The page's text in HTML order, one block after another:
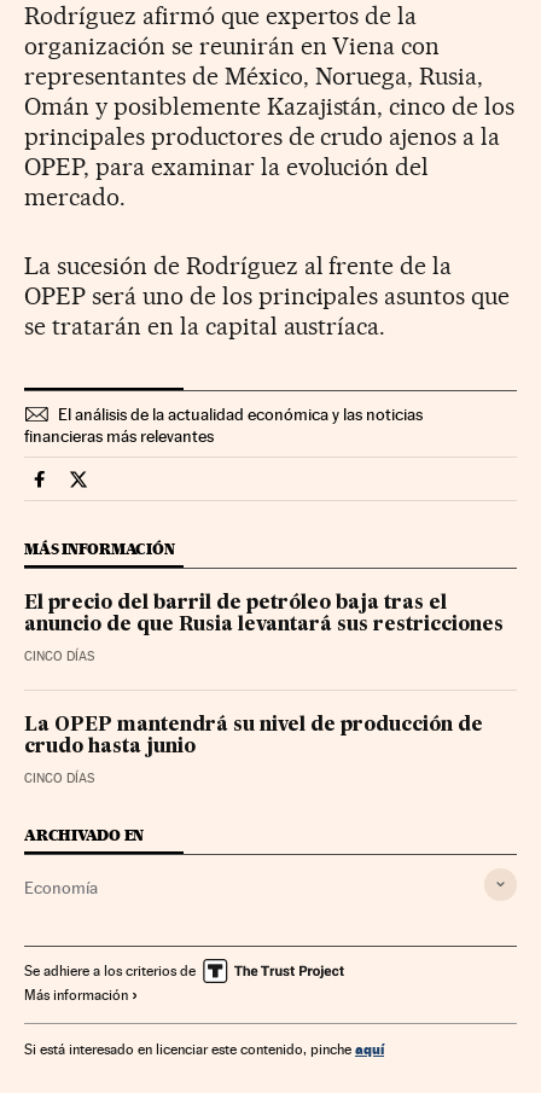
Rodríguez afirmó que expertos de la
organización se reunirán en Viena con
representantes de México, Noruega, Rusia,
Omán y posiblemente Kazajistán, cinco de los
principales productores de crudo ajenos a la
OPEP, para examinar la evolución del
mercado.
La sucesión de Rodríguez al frente de la
OPEP será uno de los principales asuntos que
se tratarán en la capital austríaca.
El análisis de la actualidad económica y las noticias
financieras más relevantes
Economia Cinco Días en Facebook
Economia Cinco Días en Twitter
MÁS INFORMACIÓN
El precio del barril de petróleo baja tras el
anuncio de que Rusia levantará sus restricciones
CINCO DÍAS
La OPEP mantendrá su nivel de producción de
crudo hasta junio
CINCO DÍAS
ARCHIVADO EN
Economía
Se adhiere a los criterios de
Más información
Si está interesado en licenciar este contenido, pinche aquí